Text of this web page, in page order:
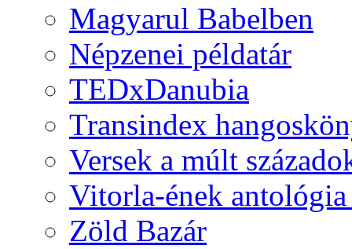
Magyarul Babelben
Népzenei példatár
TEDxDanubia
Transindex
Versek a múlt
Vitorla-ének
Zöld Bazár